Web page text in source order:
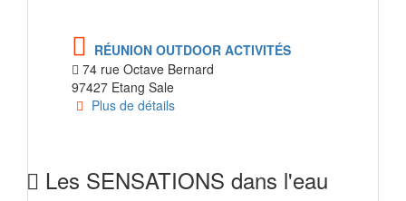
RÉUNION OUTDOOR ACTIVITÉS
74 rue Octave Bernard
97427 Etang Sale
Plus de détails
Les SENSATIONS dans l'eau